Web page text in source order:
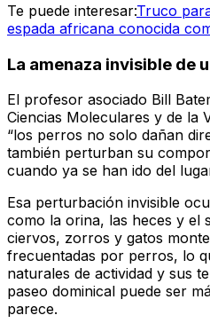
Te puede interesar:Truco
espada africana conocida
La amenaza invisible de
El profesor asociado Bill
Ciencias Moleculares y de la
“los perros no solo dañan
también perturban su
cuando ya se han ido del
Esa perturbación invisible
como la orina, las heces y el
ciervos, zorros y gatos
frecuentadas por perros, lo
naturales de actividad y sus
paseo dominical puede ser
parece.